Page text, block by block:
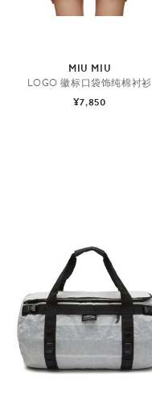
MIU MIU
LOGO 徽标口袋饰纯棉衬衫
¥7,850